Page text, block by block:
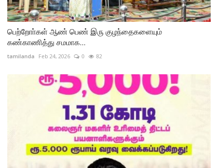
பெற்றோா்கள் ஆண் பெண் இரு குழந்தைகளையும்
கண்காணித்து சமமாக...
tamilanda Feb 24, 2026 0 82